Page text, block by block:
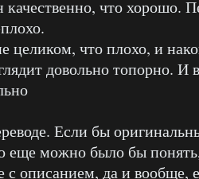
качественно, что хорошо.
целиком, что плохо, и
довольно топорно. И
Если бы
еще можно было бы
с описанием, да и вообще,